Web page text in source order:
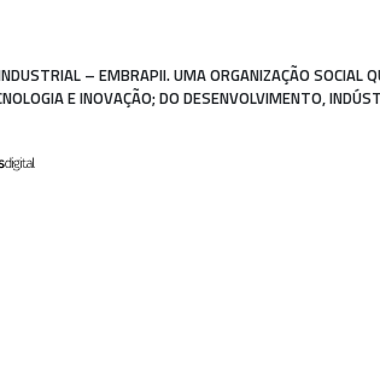
– EMBRAPII. UMA ORGANIZAÇÃO SOCIAL
E INOVAÇÃO; DO DESENVOLVIMENTO,